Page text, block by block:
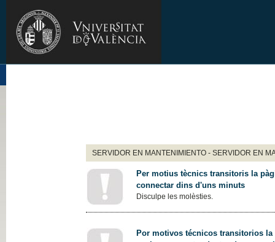
SERVIDOR EN MANTENIMIENTO - SERVIDOR EN
Per motius tècnics transitoris la
connectar dins d'uns minuts
Disculpe les molèsties.
Por motivos técnicos transitorios